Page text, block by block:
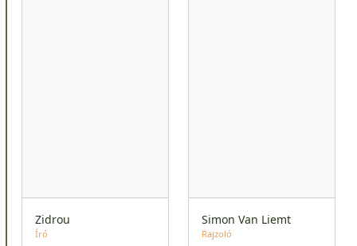
Zidrou
Író
Simon Van Liemt
Rajzoló